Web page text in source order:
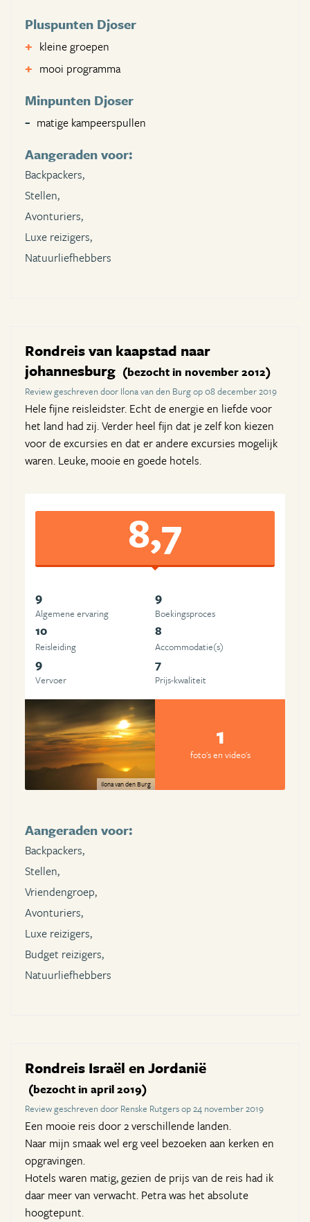
Pluspunten Djoser
kleine groepen
mooi programma
Minpunten Djoser
matige kampeerspullen
Aangeraden voor:
Backpackers,
Stellen,
Avonturiers,
Luxe reizigers,
Natuurliefhebbers
Rondreis van kaapstad naar
johannesburg (bezocht in november 2012)
Review geschreven door Ilona van den Burg op 08 december 2019
Hele fijne reisleidster. Echt de energie en liefde voor
het land had zij. Verder heel fijn dat je zelf kon kiezen
voor de excursies en dat er andere excursies mogelijk
waren. Leuke, mooie en goede hotels.
8,7
9
Algemene ervaring
9
Boekingsproces
10
Reisleiding
8
Accommodatie(s)
9
Vervoer
7
Prijs-kwaliteit
Ilona van den Burg
1
foto's en video's
Aangeraden voor:
Backpackers,
Stellen,
Vriendengroep,
Avonturiers,
Luxe reizigers,
Budget reizigers,
Natuurliefhebbers
Rondreis Israël en Jordanië
(bezocht in april 2019)
Review geschreven door Renske Rutgers op 24 november 2019
Een mooie reis door 2 verschillende landen.
Naar mijn smaak wel erg veel bezoeken aan kerken en
opgravingen.
Hotels waren matig, gezien de prijs van de reis had ik
daar meer van verwacht. Petra was het absolute
hoogtepunt.